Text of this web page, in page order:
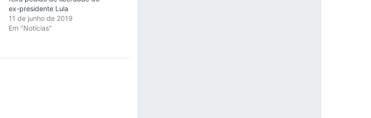
ex-presidente Lula
11 de junho de 2019
Em "Notícias"